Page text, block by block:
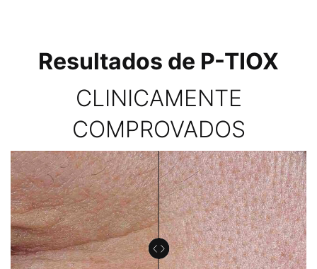
Resultados de P-TIOX
CLINICAMENTE
COMPROVADOS